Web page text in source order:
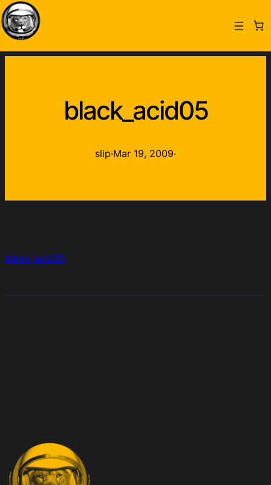
black_acid05
slip·Mar 19, 2009·
black_acid05